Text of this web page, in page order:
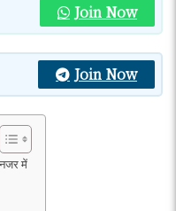
Join Now
Join Now
में